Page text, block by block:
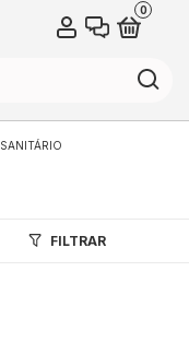
0
SANITÁRIO
FILTRAR